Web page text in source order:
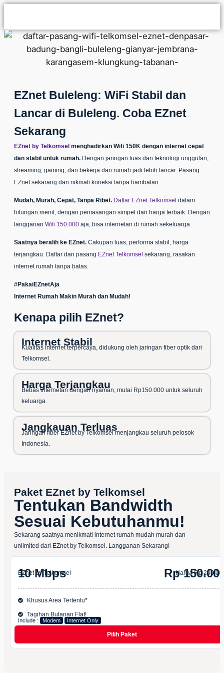
EZnet Buleleng: WiFi Stabil dan
Lancar di Buleleng. Coba EZnet
Sekarang
EZnet by Telkomsel menghadirkan Wifi 150K dengan internet cepat
dan stabil untuk rumah. Dengan jaringan luas dan teknologi unggulan,
streaming, gaming, dan bekerja dari rumah jadi lebih lancar. Pasang
EZnetsekarang dan nikmati koneksi tanpa hambatan.
Mudah, Murah, Cepat, Tanpa Ribet. Daftar EZnet Telkomsel dalam
hitungan menit, dengan pemasangan simpel dan harga terbaik. Dengan
langganan Wifi 150.000 aja, bisa internetan di rumah sekeluarga.
Saatnya beralih ke EZnet. Cakupan luas, performa stabil, harga
terjangkau. Daftar dan pasang EZnet Telkomsel sekarang, rasakan
internet rumah tanpa batas.
#PakaiEZnetAja
Internet Rumah Makin Murah dan Mudah!
Kenapa pilih EZnet?
Internet Stabil
Kualitas internet terpercaya, didukung oleh jaringan fiber optik dari
Telkomsel.
Harga Terjangkau
Bebas internetan dengan nyaman, mulai Rp150.000 untuk seluruh
keluarga.
Jangkauan Terluas
Jaringan fiber EZnet by Telkomsel menjangkau seluruh pelosok
Indonesia.
Paket EZnet by Telkomsel
Tentukan Bandwidth
Sesuai Kebutuhanmu!
Sekarang saatnya menikmati internet rumah mudah murah dan
unlimited dari EZnet by Telkomsel. Langganan Sekarang!
EZnet by Telkomsel
10 Mbps HargaRp
Rp
Khusus Area Tertentu*
Tagihan Bulanan Flat!
Include : Modem Internet Only
Pilih Paket